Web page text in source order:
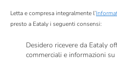
Letta e compresa integralmente l’
presto a Eataly i seguenti consensi:
Desidero ricevere da Eataly
commerciali e informazioni su